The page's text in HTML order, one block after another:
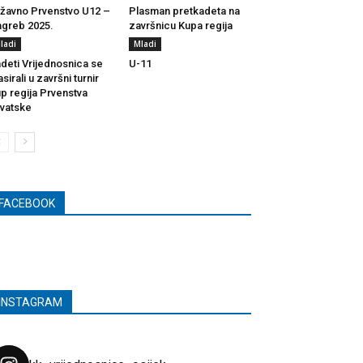
Prvenstvo U12 –
2025.
Plasman pretkadeta na
završnicu Kupa regija
Vrijednosnica se
u završni turnir
regija Prvenstva
Mladi
U-11
FACEBOOK
INSTAGRAM